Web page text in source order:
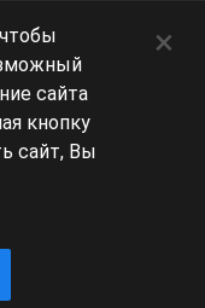
сайта
кнопку
сайт, Вы
×